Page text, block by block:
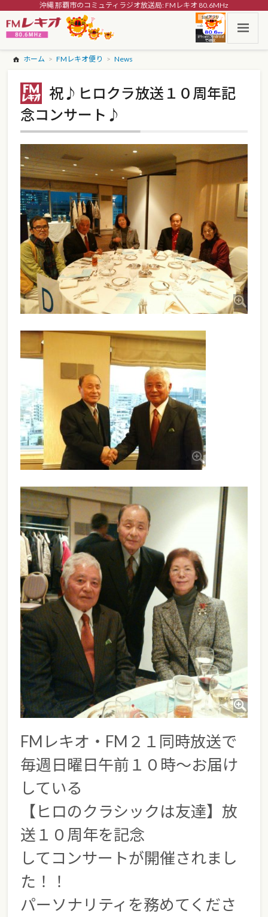
沖縄 那覇市のコミュティラジオ放送局: FMレキオ 80.6MHz
ホーム FMレキオ便り News
祝♪ヒロクラ放送１０周年記
念コンサート♪
FMレキオ・FM２１同時放送で
毎週日曜日午前１０時～お届け
している
【ヒロのクラシックは友達】放
送１０周年を記念
してコンサートが開催されまし
た！！
パーソナリティを務めてくださ